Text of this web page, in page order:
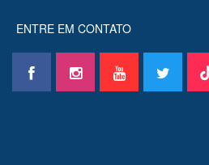
ENTRE EM CONTATO